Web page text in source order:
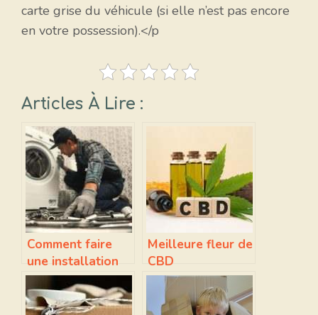
carte grise du véhicule (si elle n’est pas encore
en votre possession).</p
Articles À Lire :
Comment faire
une installation
de plomberie à
Sevran ?
Meilleure fleur de
CBD